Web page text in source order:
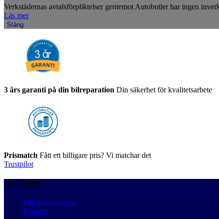
Verkstädernas avtalsförpliktelser gentemot Autobutler har ingen
Läs mer
Stäng
3 års garanti på din bilreparation Din säkerhet för kvalitetsarbete
Prismatch Fått ett billigare pris? Vi matchar det
Trustpilot
Autobutler
Om autobutler.se
Kontakt